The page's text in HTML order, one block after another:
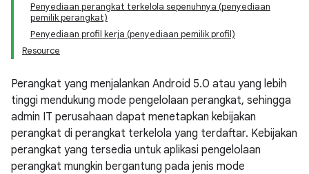
Penyediaan perangkat terkelola sepenuhnya (penyediaan
pemilik perangkat)
Penyediaan profil kerja (penyediaan pemilik profil)
Resource
Perangkat yang menjalankan Android 5.0 atau yang lebih
tinggi mendukung mode pengelolaan perangkat, sehingga
admin IT perusahaan dapat menetapkan kebijakan
perangkat di perangkat terkelola yang terdaftar. Kebijakan
perangkat yang tersedia untuk aplikasi pengelolaan
perangkat mungkin bergantung pada jenis mode